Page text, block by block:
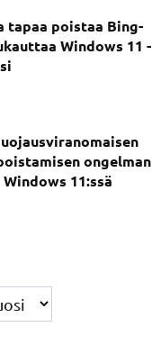
tapaa poistaa Bing-
Windows 11 -
ongelman
11:ssä